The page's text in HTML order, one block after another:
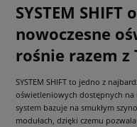
SYSTEM
nowoczesne
rośnie razem
SYSTEM SHIFT to jedno z
oświetleniowych dostępnych na
system bazuje na smukłym
modułach, dzięki czemu